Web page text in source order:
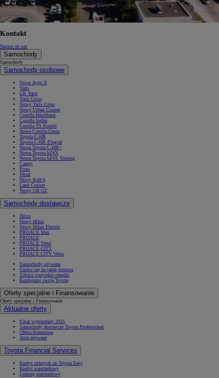
Kontakt
Napisz do nas
Samochody
Samochody
Samochody osobowe
Nowe Aygo X
Yaris
GR Yaris
Yaris Cross
Nowy Yaris Cross
Nowy Urban Cruiser
Corolla Hatchback
Corolla Sedan
Corolla TS Kombi
Nowa Corolla Cross
Toyota C-HR
Toyota C-HR Plug-in
Nowa Toyota C-HR+
Nowa Toyota bZ4X
Nowa Toyota bZ4X Touring
Camry
Prius
Mirai
Nowy RAV4
Land Cruiser
Nowy GR GT
Samochody dostawcze
Hilux
Nowy Hilux
Nowy Hilux Electric
PROACE Max
PROACE
PROACE Verso
PROACE CITY
PROACE CITY Verso
Samochody używane
Umów się na jazdę testową
Zobacz wszystkie cenniki
Konfiguruj swoją Toyotę
Oferty specjalne i Finansowanie
Oferty specjalne i Finansowanie
Aktualne oferty
Finał wyprzedaży 2025
Samochody dostawcze Toyota Professional
Oferta biznesowa
Auta używane
Toyota Financial Services
Kredyt niższych rat Toyota Easy
Kredyt standardowy
Leasing standardowy